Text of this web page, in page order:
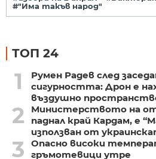
#"Има такъв народ"
ТОП 24
1
Румен Радев след
сигурността: Дрон е
въздушно
2
Министерството на
паднал край Кардам, е
използван от
3
Опасно високи
гръмотевици утре